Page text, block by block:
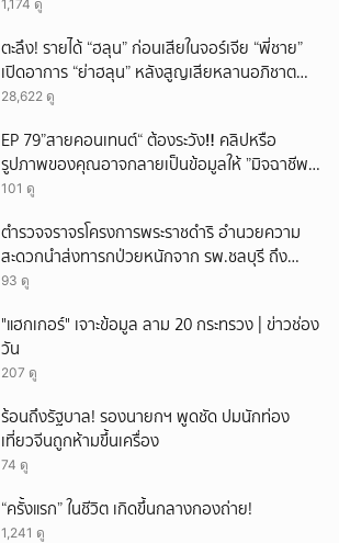
1,174 ดู
ตะลึง! รายได้ “ฮลุน” ก่อนเสียในจอร์เจีย “พี่ชาย”
เปิดอาการ “ย่าฮลุน” หลังสูญเสียหลานอภิชาต
บุตร!
28,622 ดู
EP 79”สายคอนเทนต์“ ต้องระวัง‼️ คลิปหรือ
รูปภาพของคุณอาจกลายเป็นข้อมูลให้ ”มิจฉาชีพ“
นำไปใช้ได้
101 ดู
ตำรวจจราจรโครงการพระราชดำริ อำนวยความ
สะดวกนำส่งทารกป่วยหนักจาก รพ.ชลบุรี ถึง
รพ.ศิริราช
93 ดู
"แฮกเกอร์" เจาะข้อมูล ลาม 20 กระทรวง | ข่าวช่อง
วัน
207 ดู
ร้อนถึงรัฐบาล! รองนายกฯ พูดชัด ปมนักท่อง
เที่ยวจีนถูกห้ามขึ้นเครื่อง
74 ดู
“ครั้งแรก” ในชีวิต เกิดขึ้นกลางกองถ่าย!
1,241 ดู